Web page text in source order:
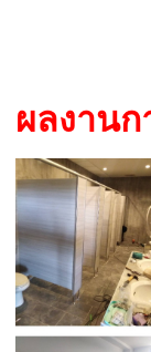
ผลงาน